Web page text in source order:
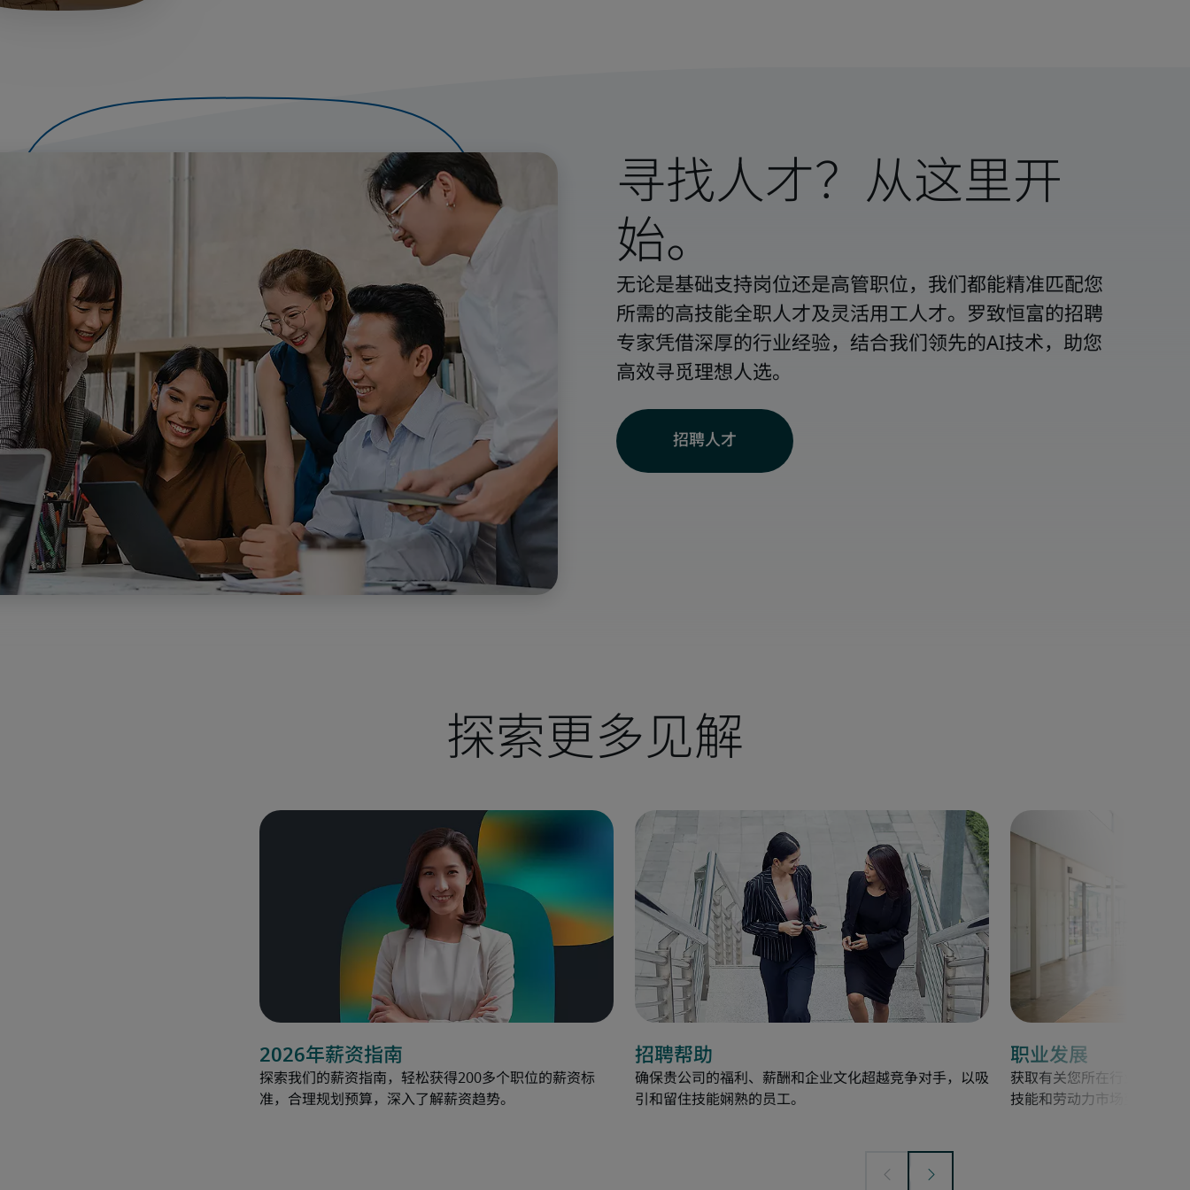
寻找人才？从这里开
始。
无论是基础支持岗位还是高管职位，我们都能精准匹配您
所需的高技能全职人才及灵活用工人才。罗致恒富的招聘
专家凭借深厚的行业经验，结合我们领先的AI技术，助您
高效寻觅理想人选。
招聘人才
探索更多见解
2026年薪资指南
探索我们的薪资指南，轻松获得200多个职位的薪资标
准，合理规划预算，深入了解薪资趋势。
招聘帮助
确保贵公司的福利、薪酬和企业文化超越竞争对手，以吸
引和留住技能娴熟的员工。
职业发展
获取有关您所在行业的就业
技能和劳动力市场变化等。